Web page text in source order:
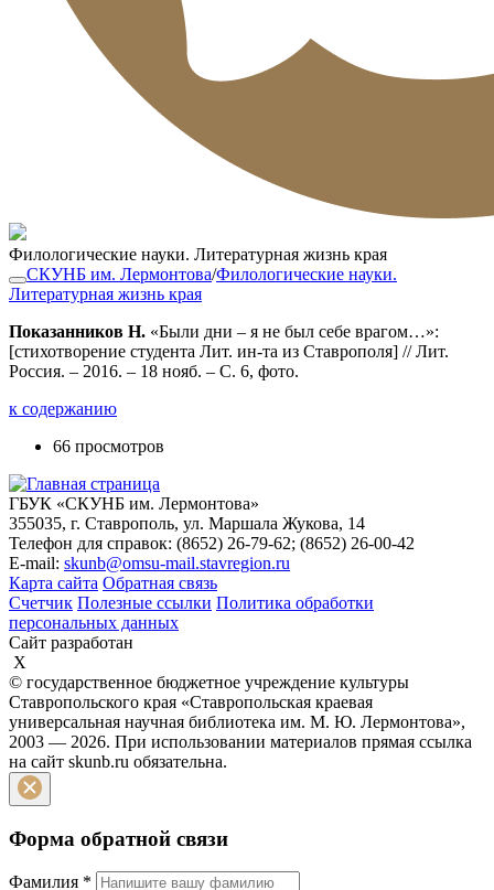
Филологические науки. Литературная жизнь края
СКУНБ им. Лермонтова/Филологические науки.
Литературная жизнь края
Показанников Н. «Были дни – я не был себе врагом…»:
[стихотворение студента Лит. ин-та из Ставрополя] // Лит.
Россия. – 2016. – 18 нояб. – С. 6, фото.
к содержанию
66 просмотров
ГБУК «СКУНБ им. Лермонтова»
355035, г. Ставрополь, ул. Маршала Жукова, 14
Телефон для справок: (8652) 26-79-62; (8652) 26-00-42
E-mail: skunb@omsu-mail.stavregion.ru
Карта сайта Обратная связь
Счетчик Полезные ссылки Политика обработки
персональных данных
Сайт разработан
X
© государственное бюджетное учреждение культуры
Ставропольского края «Ставропольская краевая
универсальная научная библиотека им. М. Ю. Лермонтова»,
2003 — 2026. При использовании материалов прямая ссылка
на сайт skunb.ru обязательна.
Форма обратной связи
Фамилия *